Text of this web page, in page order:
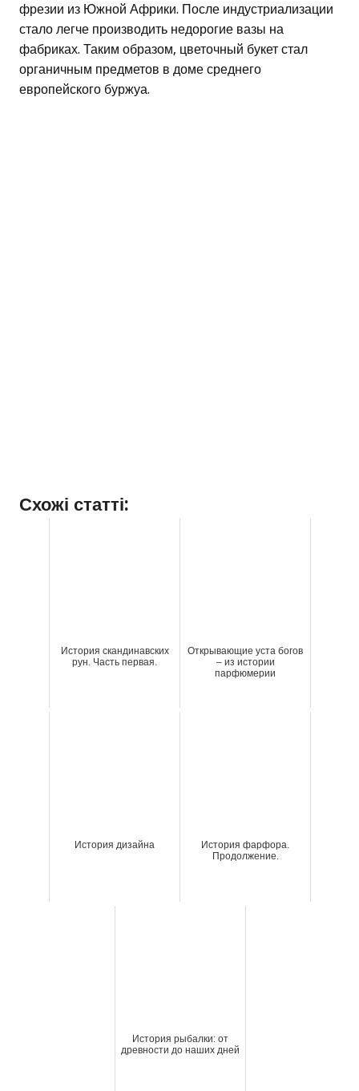
фрезии из Южной Африки. После индустриализации
стало легче производить недорогие вазы на
фабриках. Таким образом, цветочный букет стал
органичным предметов в доме среднего
европейского буржуа.
Схожі статті:
История скандинавских
рун. Часть первая.
Открывающие уста богов
– из истории
парфюмерии
История дизайна
История фарфора.
Продолжение.
История рыбалки: от
древности до наших дней